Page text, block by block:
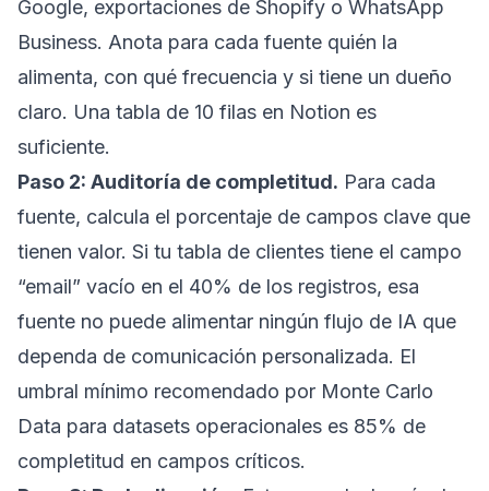
Google, exportaciones de Shopify o WhatsApp
Business. Anota para cada fuente quién la
alimenta, con qué frecuencia y si tiene un dueño
claro. Una tabla de 10 filas en Notion es
suficiente.
Paso 2: Auditoría de completitud. Para cada
fuente, calcula el porcentaje de campos clave que
tienen valor. Si tu tabla de clientes tiene el campo
“email” vacío en el 40% de los registros, esa
fuente no puede alimentar ningún flujo de IA que
dependa de comunicación personalizada. El
umbral mínimo recomendado por Monte Carlo
Data para datasets operacionales es 85% de
completitud en campos críticos.